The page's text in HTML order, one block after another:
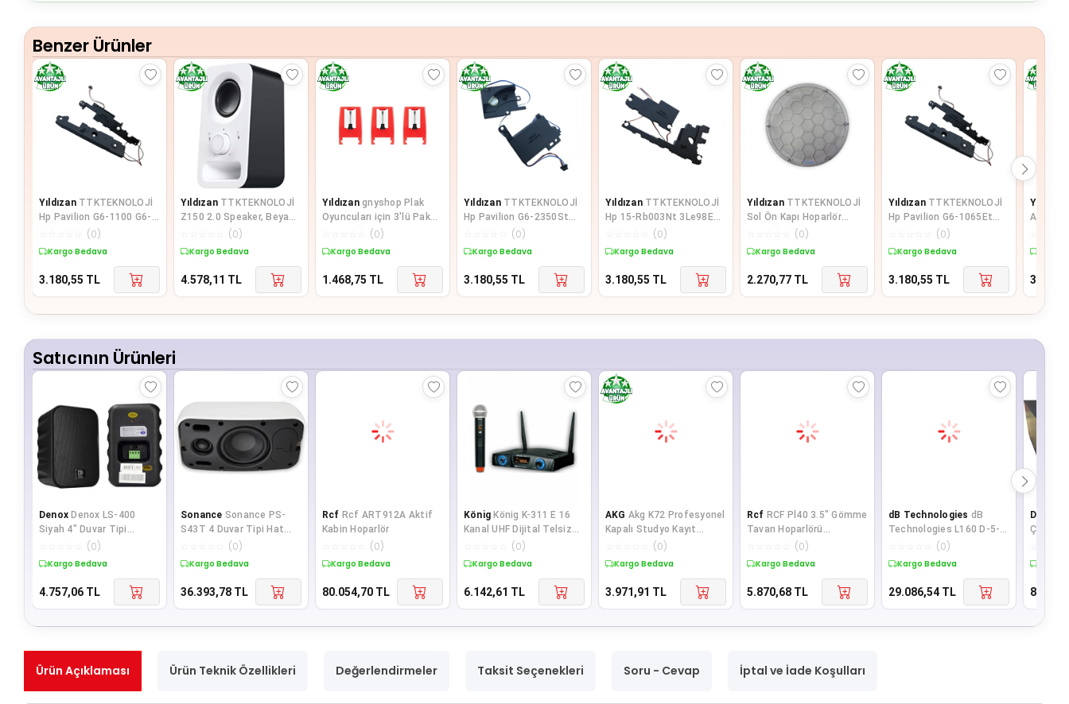
Benzer Ürünler
Yıldızan TTKTEKNOLOJİ
Hp Pavilion G6-1100 G6-
1B00 G6-1D00 Notebook
İle Uyu
(0)
Kargo Bedava
3.180,55 TL
Yıldızan TTKTEKNOLOJİ
Z150 2.0 Speaker, Beyaz
TTKTEKNOLOJİ 395519
(0)
Kargo Bedava
4.578,11 TL
Yıldızan gnyshop Plak
Oyuncuları için 3'lü Paket
Döner Tabla Yedek İğneler
(0)
Kargo Bedava
1.468,75 TL
Yıldızan TTKTEKNOLOJİ
Hp Pavilion G6-2350St
G6-2008Et G6-2216Et
Notebook İ
(0)
Kargo Bedava
3.180,55 TL
Yıldızan TTKTEKNOLOJİ
Hp 15-Rb003Nt 3Le98Ea
15-Ra013Nt 3Qt54Ea
Notebook İl
(0)
Kargo Bedava
3.180,55 TL
Yıldızan TTKTEKNOLOJİ
Sol Ön Kapı Hoparlör
Kapağı Gri 3B0868149 VW
Lupo il
(0)
Kargo Bedava
2.270,77 TL
Yıldızan TTKTEKNOLOJİ
Hp Pavilion G6-1065Et
G6-1110Et G7-1000St
Notebook İ
(0)
Kargo Bedava
3.180,55 TL
Yıldızan
Asus
Uyumlu
Satıcının Ürünleri
Denox Denox LS-400
Siyah 4" Duvar Tipi
Hoparlör (Takım)
(0)
Kargo Bedava
4.757,06 TL
Sonance Sonance PS-
S43T 4 Duvar Tipi Hat
Trafolu Beyaz Hoparlör (2
Adet)
(0)
Kargo Bedava
36.393,78 TL
Rcf Rcf ART912A Aktif
Kabin Hoparlör
(0)
Kargo Bedava
80.054,70 TL
König König K-311 E 16
Kanal UHF Dijital Telsiz
(0)
Kargo Bedava
6.142,61 TL
AKG Akg K72 Profesyonel
Kapalı Studyo Kayıt
(0)
Kargo Bedava
3.971,91 TL
Rcf RCF Pl40 3.5" Gömme
Tavan Hoparlörü
16watt/100v
(0)
Kargo Bedava
5.870,68 TL
dB Technologies dB
Technologies L160 D-5-
inch 160 Watt Aktif
Duvar Hoparlörü
(0)
Kargo Bedava
29.086,54 TL
Denox
Çift
Mixer
Ürün Açıklaması Ürün Teknik Özellikleri Değerlendirmeler Taksit Seçenekleri Soru - Cevap İptal ve İade Koşulları